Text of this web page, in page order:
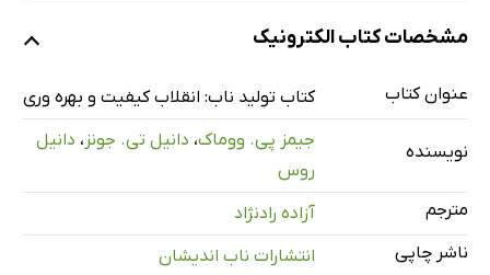
آن‌چه بهتر است پیش از آغاز کتاب دانسته شود
خاستگاه تولید ناب
عناصر تولید ناب
مشخصات کتاب الکترونیک
عنوان کتاب کتاب تولید ناب: انقلاب کیفیت و بهره وری
نویسنده
جیمز پی. ووماک، دانیل تی. جونز ، دانیل
روس
مترجم
آزاده رادنژاد
ناشر چاپی
انتشارات ناب اندیشان